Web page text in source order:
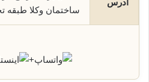
ساختمان وکلا طبقه
+